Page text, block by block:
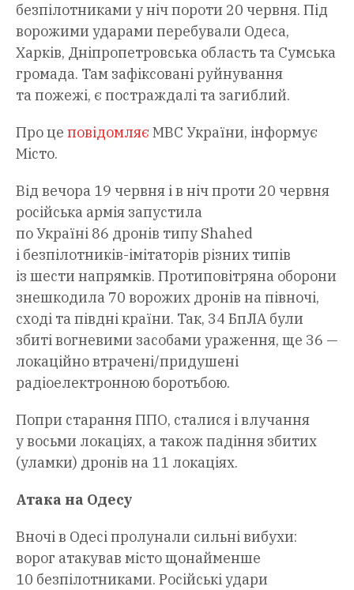
безпілотниками у ніч пороти 20 червня. Під
ворожими ударами перебували Одеса,
Харків, Дніпропетровська область та Сумська
громада. Там зафіксовані руйнування
та пожежі, є постраждалі та загиблий.
Про це повідомляє МВС України, інформує
Місто.
Від вечора 19 червня і в ніч проти 20 червня
російська армія запустила
по Україні 86 дронів типу Shahed
і безпілотників-імітаторів різних типів
із шести напрямків. Протиповітряна оборони
знешкодила 70 ворожих дронів на півночі,
сході та півдні країни. Так, 34 БпЛА були
збиті вогневими засобами ураження, ще 36 —
локаційно втрачені/придушені
радіоелектронною боротьбою.
Попри старання ППО, сталися і влучання
у восьми локаціях, а також падіння збитих
(уламки) дронів на 11 локаціях.
Атака на Одесу
Вночі в Одесі пролунали сильні вибухи:
ворог атакував місто щонайменше
10 безпілотниками. Російські удари